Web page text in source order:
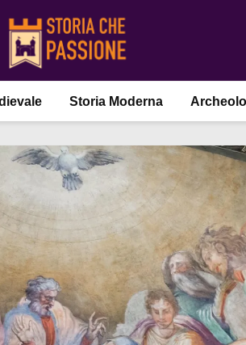
Storia Moderna